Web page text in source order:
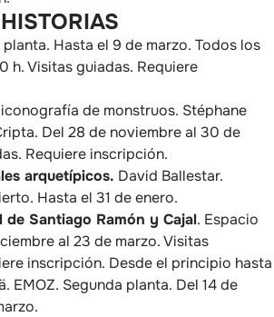
planta. Hasta el 9 de marzo. Todos los
h. Visitas guiadas. Requiere
iconografía de monstruos. Stéphane
Del 28 de noviembre al 30 de
Requiere inscripción.
arquetípicos. David Ballestar.
Hasta el 31 de enero.
de Santiago Ramón y Cajal. Espacio
al 23 de marzo. Visitas
inscripción. Desde el principio hasta
EMOZ. Segunda planta. Del 14 de